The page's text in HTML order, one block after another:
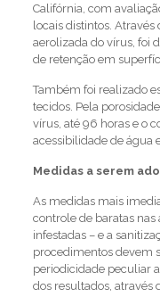
Califórnia, com
locais distintos.
aerolizada do vírus, foi
de retenção em
Também foi realizado
tecidos. Pela
vírus, até 96 horas e o
acessibilidade de água
Medidas a serem
As medidas mais
controle de baratas nas
infestadas – e a
procedimentos devem
periodicidade peculiar
dos resultados, através